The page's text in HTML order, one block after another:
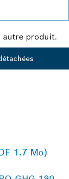
autre produit.
1.7 Mo)